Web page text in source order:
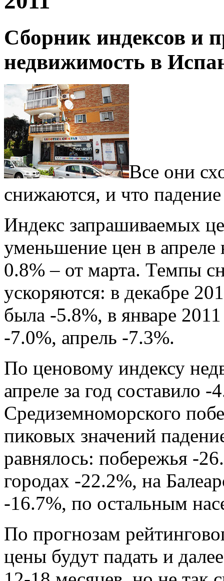
Сборник индексов и
недвижимость в
Все они
снижаются, и что
Индекс запрашиваемых
уменьшение цен в
0.8% – от марта. Темпы
ускоряются: в декабре
была -5.8%, в январе
-7.0%, апрель -7.3%.
По ценовому индексу
апреле за год составило
Средиземноморского
пиковых значений
равнялось: побережья -
городах -22.2%, на
-16.7%, по остальным
По прогнозам
цены будут падать и